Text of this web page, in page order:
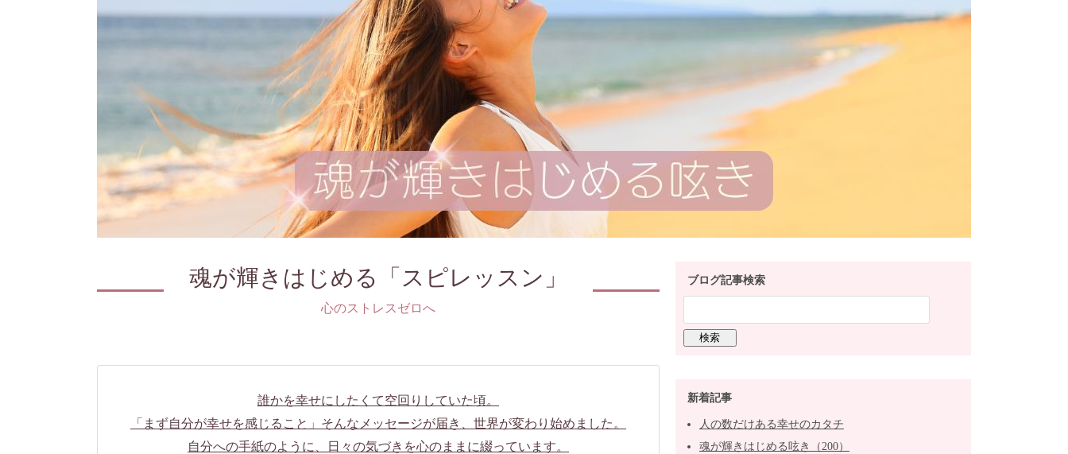
魂が輝きはじめる「スピレッスン」
心のストレスゼロへ
誰かを幸せにしたくて空回りしていた頃。
「まず自分が幸せを感じること」そんなメッセージが届き、世界が変わり始めました。
自分への手紙のように、日々の気づきを心のままに綴っています。
ブログ記事検索
新着記事
人の数だけある幸せのカタチ
魂が輝きはじめる呟き（200）